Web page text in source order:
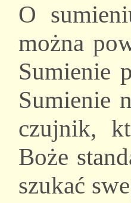
O
można
Sumienie
Sumienie
czujnik,
Boże
szukać